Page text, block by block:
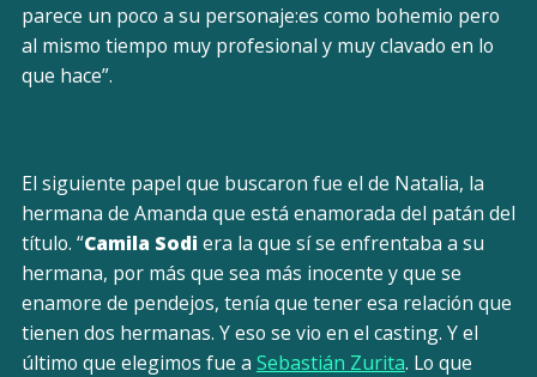
parece un poco a su personaje:es como bohemio pero
al mismo tiempo muy profesional y muy clavado en lo
que hace”.
El siguiente papel que buscaron fue el de Natalia, la
hermana de Amanda que está enamorada del patán del
título. “Camila Sodi era la que sí se enfrentaba a su
hermana, por más que sea más inocente y que se
enamore de pendejos, tenía que tener esa relación que
tienen dos hermanas. Y eso se vio en el casting. Y el
último que elegimos fue a Sebastián Zurita. Lo que